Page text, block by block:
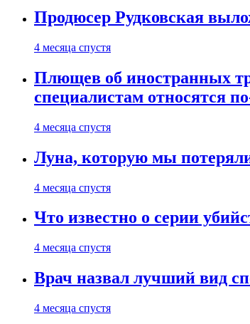
Продюсер Рудковская
4 месяца спустя
Плющев об иностранных
специалистам относятся
4 месяца спустя
Луна, которую мы
4 месяца спустя
Что известно о серии
4 месяца спустя
Врач назвал лучший вид
4 месяца спустя